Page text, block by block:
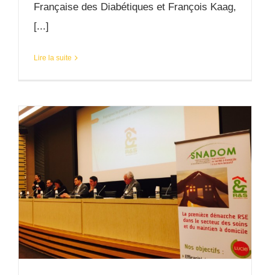
Française des Diabétiques et François Kaag,
[...]
Lire la suite